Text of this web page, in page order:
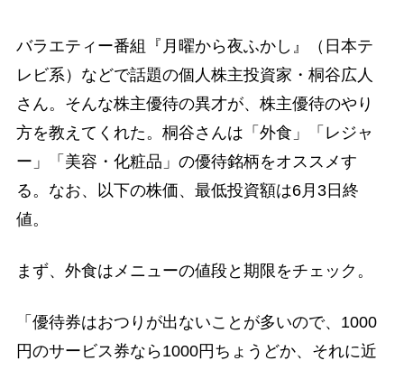
バラエティー番組『月曜から夜ふかし』（日本テ
レビ系）などで話題の個人株主投資家・桐谷広人
さん。そんな株主優待の異才が、株主優待のやり
方を教えてくれた。桐谷さんは「外食」「レジャ
ー」「美容・化粧品」の優待銘柄をオススメす
る。なお、以下の株価、最低投資額は6月3日終
値。
まず、外食はメニューの値段と期限をチェック。
「優待券はおつりが出ないことが多いので、1000
円のサービス券なら1000円ちょうどか、それに近